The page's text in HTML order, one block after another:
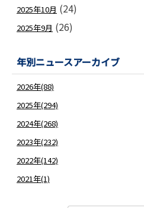
2025年10月 (24)
2025年9月 (26)
年別ニュースアーカイブ
2026年(88)
2025年(294)
2024年(268)
2023年(232)
2022年(142)
2021年(1)